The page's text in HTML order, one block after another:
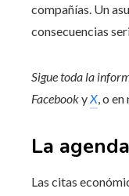
compañías. Un
consecuencias
Sigue toda la
FacebookyX, o
La
Las citas